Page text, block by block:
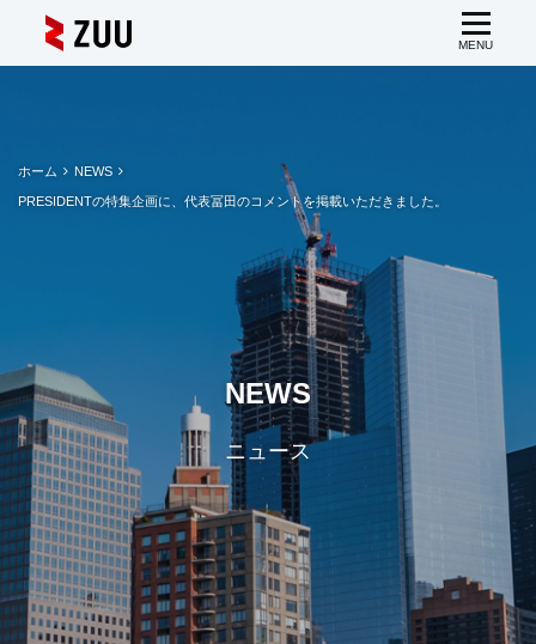
ホーム NEWS
PRESIDENTの特集企画に、代表冨田のコメントを掲載いただきました。
NEWS
ニュース